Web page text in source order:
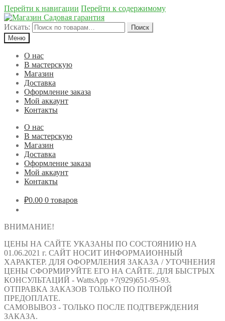
Перейти к навигации Перейти к содержимому
Искать:
Поиск
Меню
О нас
В мастерскую
Магазин
Доставка
Оформление заказа
Мой аккаунт
Контакты
О нас
В мастерскую
Магазин
Доставка
Оформление заказа
Мой аккаунт
Контакты
₽0.00 0 товаров
ВНИМАНИЕ!
ЦЕНЫ НА САЙТЕ УКАЗАНЫ ПО СОСТОЯНИЮ НА
01.06.2021 г. САЙТ НОСИТ ИНФОРМАИОННЫЙ
ХАРАКТЕР. ДЛЯ ОФОРМЛЕНИЯ ЗАКАЗА / УТОЧНЕНИЯ
ЦЕНЫ СФОРМИРУЙТЕ ЕГО НА САЙТЕ. ДЛЯ БЫСТРЫХ
КОНСУЛЬТАЦИЙ - WattsApp +7(929)651-95-93.
ОТПРАВКА ЗАКАЗОВ ТОЛЬКО ПО ПОЛНОЙ
ПРЕДОПЛАТЕ.
САМОВЫВОЗ - ТОЛЬКО ПОСЛЕ ПОДТВЕРЖДЕНИЯ
ЗАКАЗА.